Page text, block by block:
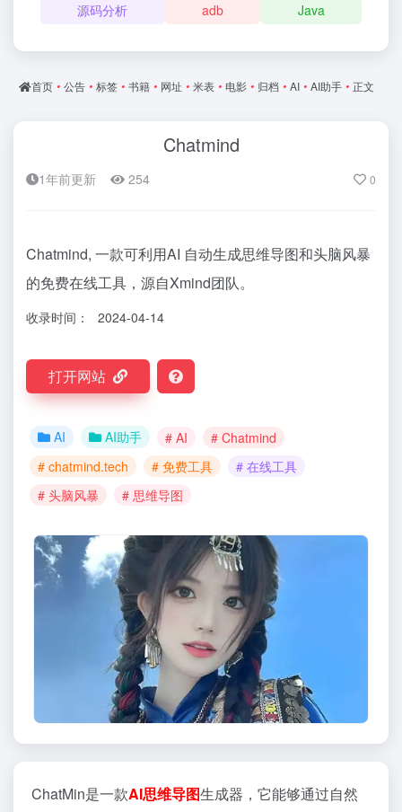
源码分析
adb Java
首页 • 公告 • 标签 • 书籍 • 网址 • 米表 • 电影 • 归档 • AI • AI助手 • 正文
Chatmind
1年前更新 254 0
Chatmind, 一款可利用AI 自动生成思维导图和头脑风暴
的免费在线工具，源自Xmind团队。
收录时间： 2024-04-14
打开网站
AI AI助手 # AI
# Chatmind
# chatmind.tech
# 免费工具
# 在线工具
# 头脑风暴
# 思维导图
ChatMin是一款AI思维导图生成器，它能够通过自然